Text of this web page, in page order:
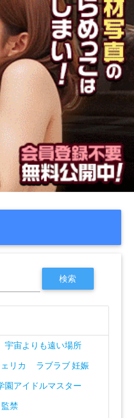
宇宙よりも遠い場所
リカ
ラブラブ 妊娠
園アイドルマスター
監禁